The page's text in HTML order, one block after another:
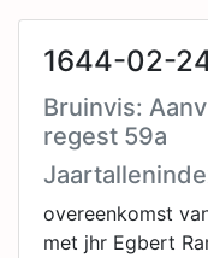
1644-02-
Bruinvis:
regest 59a
overeenkomst
met jhr Egbert